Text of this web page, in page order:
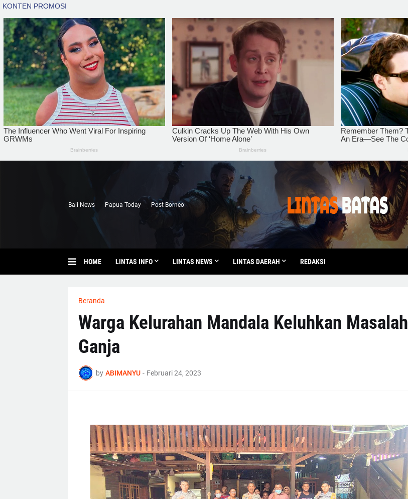
Bali News Papua Today Post Borneo
HOME LINTAS INFO LINTAS NEWS LINTAS DAERAH REDAKSI
Beranda
Warga Kelurahan Mandala Keluhkan Masalah
Ganja
by ABIMANYU - Februari 24, 2023